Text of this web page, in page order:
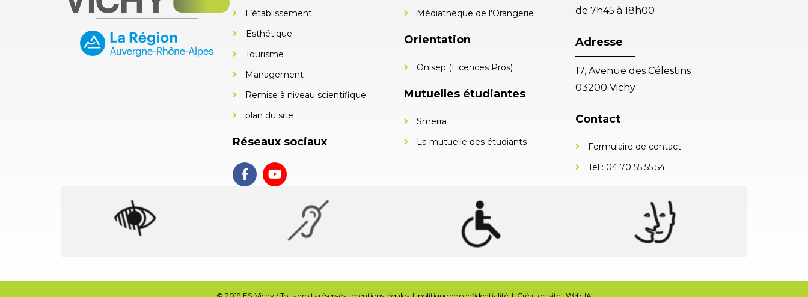
L’établissement
Esthétique
Tourisme
Management
Remise à niveau scientifique
plan du site
Réseaux sociaux
Médiathèque de l'Orangerie
Orientation
Onisep (Licences Pros)
Mutuelles étudiantes
Smerra
La mutuelle des étudiants
de 7h45 à 18h00
Adresse
17, Avenue des Célestins
03200 Vichy
Contact
Formulaire de contact
Tel : 04 70 55 55 54